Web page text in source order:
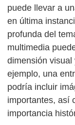
puede llevar a
en última
profunda del
multimedia
dimensión
ejemplo, una
podría incluir
importantes, así
importancia